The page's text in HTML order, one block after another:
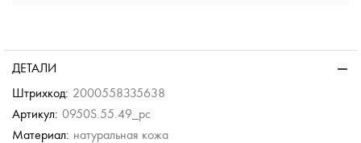
ДЕТАЛИ
Штрихкод: 2000558335638
Артикул: 0950S.55.49_pc
Материал: натуральная кожа